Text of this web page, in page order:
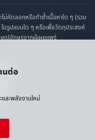
นต่อ
ละพลังงานใหม่
ม่คัดลอกหรือทำซ้ำเนื้อหาใด ๆ (รวม
นรูปแบบใด ๆ หรือเพื่อวัตถุประสงค์
ษณ์อักษรจากผู้เผยแพร่
าม
นตัว
ด